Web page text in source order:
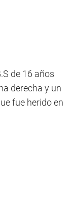
de 16 años
derecha y un
fue herido en